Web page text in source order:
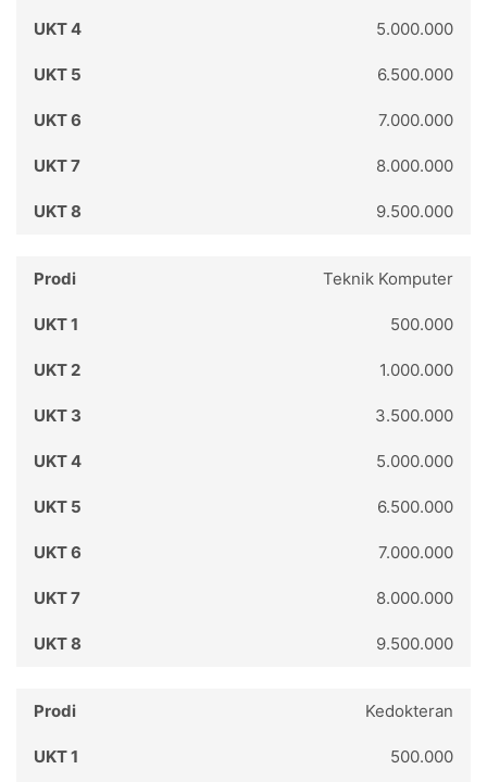
5.000.000
6.500.000
7.000.000
8.000.000
9.500.000
Teknik Komputer
500.000
1.000.000
3.500.000
5.000.000
6.500.000
7.000.000
8.000.000
9.500.000
Kedokteran
500.000